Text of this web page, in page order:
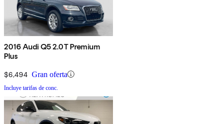
2016 Audi Q5 2.0T Premium
Plus
$6,494 Gran oferta
Incluye tarifas de conc.